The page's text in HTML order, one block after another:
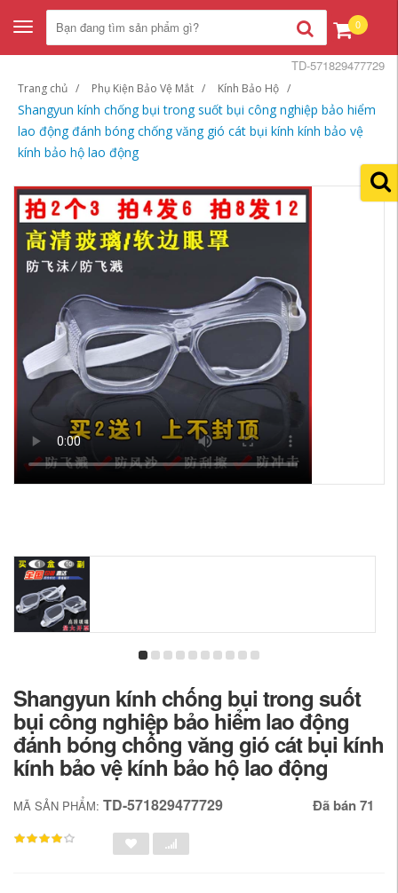
Toggle
navigation
0
Trang chủ Phụ Kiện Bảo Vệ Mắt Kính Bảo Hộ
Shangyun kính chống bụi trong suốt bụi công nghiệp bảo hiểm
lao động đánh bóng chống văng gió cát bụi kính kính bảo vệ
kính bảo hộ lao động
TD-571829477729
Shangyun kính chống bụi trong suốt
bụi công nghiệp bảo hiểm lao động
đánh bóng chống văng gió cát bụi kính
kính bảo vệ kính bảo hộ lao động
MÃ SẢN PHẨM: TD-571829477729 Đã bán 71